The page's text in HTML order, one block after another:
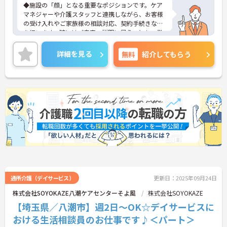
◆施設の「顔」となる重要なポジションです。ケア
マネジャーや介護スタッフと連携しながら、お客様
の受け入れやご家族様の相談対応、契約手続きなど
を行います。時にはご自宅へ説明に伺うことも。業
務の幅は広いですが、その分、お客様の「困った」
に寄り添い、解決できた時の喜びはひとしおです。
親身な対応ができるあなたを、スタッフみんなが待
っています。
◆年間休日は117日以上あり、シフト制ですが希望
休も考慮してもらえるので予定が立てやすいのが嬉
しいポイントです。有給休暇は1時間単位で取得でき
るので、「ちょっと用事を済ませたい」という時に
も便利。オンとオフを上手に切り替えて、自分らし
い働き方が実現できます。
◆タブレット端末を活用した介護記録システムを導
入♪スタッフ同士の情報共有もスムーズになり、
詳細を見る 無料 紹介してもらう
通所介護（デイサービス） 更新日：2025年09月24日
株式会社SOYOKAZE八潮ケアセンターそよ風 株式会社SOYOKAZE
【埼玉県／八潮市】週2日～OK☆デイサービスに
おける生活相談員のお仕事です♪＜パート＞